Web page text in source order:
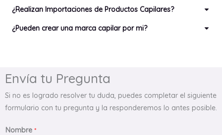
¿Realizan Importaciones de Productos Capilares?
¿Pueden crear una marca capilar por mi?
Envía tu Pregunta
Si no es logrado resolver tu duda, puedes completar el siguiente
formulario con tu pregunta y la responderemos lo antes posible.
Nombre *